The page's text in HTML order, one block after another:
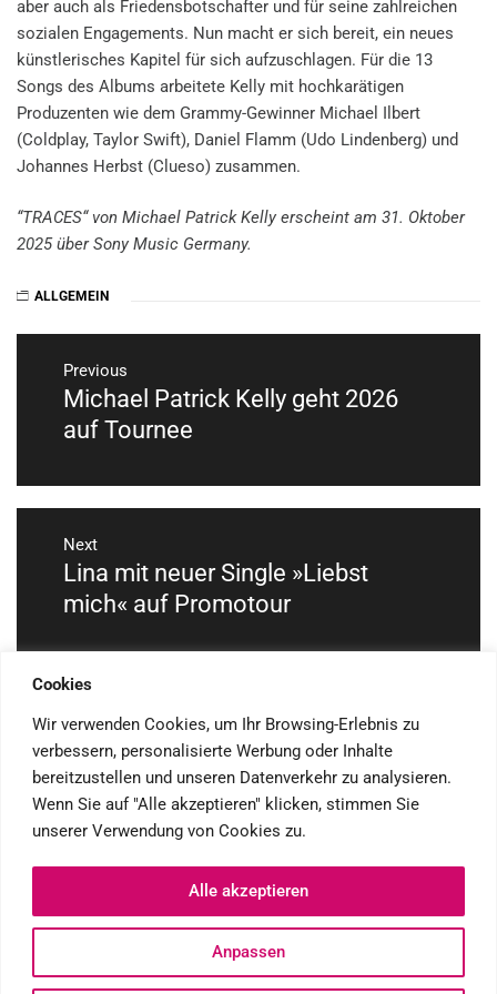
Cookies
Wir verwenden Cookies, um Ihr Browsing-Erlebnis zu
verbessern, personalisierte Werbung oder Inhalte
bereitzustellen und unseren Datenverkehr zu analysieren.
Wenn Sie auf "Alle akzeptieren" klicken, stimmen Sie
unserer Verwendung von Cookies zu.
Anpassen
Alle akzeptieren
aber auch als Friedensbotschafter und für seine zahlreichen
sozialen Engagements. Nun macht er sich bereit, ein neues
künstlerisches Kapitel für sich aufzuschlagen. Für die 13
Songs des Albums arbeitete Kelly mit hochkarätigen
Produzenten wie dem Grammy-Gewinner Michael Ilbert
(Coldplay, Taylor Swift), Daniel Flamm (Udo Lindenberg) und
Johannes Herbst (Clueso) zusammen.
“TRACES“ von Michael Patrick Kelly erscheint am 31. Oktober
2025 über Sony Music Germany.
ALLGEMEIN
Beitragsnavigation
Previous
Previous
post:
Michael Patrick Kelly geht 2026
auf Tournee
Next
Next
post:
Lina mit neuer Single »Liebst
mich« auf Promotour
NAVIGATION
Leistungsspektrum
© DANIELA FUCHS, 2021THEME:MINIMAL GRIDBY